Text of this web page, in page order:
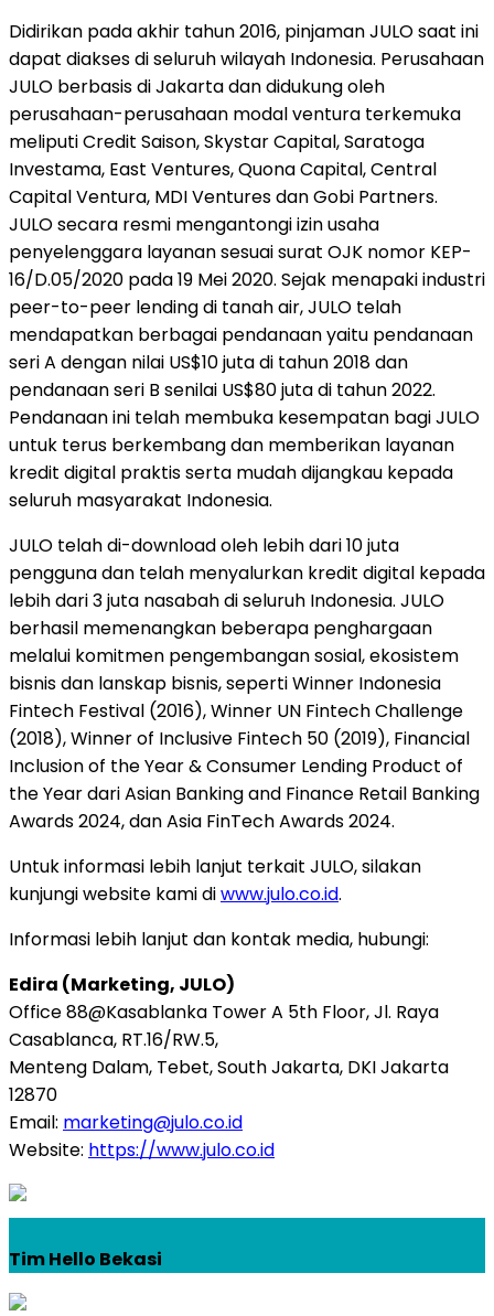
Didirikan pada akhir tahun 2016, pinjaman JULO saat ini
dapat diakses di seluruh wilayah Indonesia. Perusahaan
JULO berbasis di Jakarta dan didukung oleh
perusahaan-perusahaan modal ventura terkemuka
meliputi Credit Saison, Skystar Capital, Saratoga
Investama, East Ventures, Quona Capital, Central
Capital Ventura, MDI Ventures dan Gobi Partners.
JULO secara resmi mengantongi izin usaha
penyelenggara layanan sesuai surat OJK nomor KEP-
16/D.05/2020 pada 19 Mei 2020. Sejak menapaki industri
peer-to-peer lending di tanah air, JULO telah
mendapatkan berbagai pendanaan yaitu pendanaan
seri A dengan nilai US$10 juta di tahun 2018 dan
pendanaan seri B senilai US$80 juta di tahun 2022.
Pendanaan ini telah membuka kesempatan bagi JULO
untuk terus berkembang dan memberikan layanan
kredit digital praktis serta mudah dijangkau kepada
seluruh masyarakat Indonesia.
JULO telah di-download oleh lebih dari 10 juta
pengguna dan telah menyalurkan kredit digital kepada
lebih dari 3 juta nasabah di seluruh Indonesia. JULO
berhasil memenangkan beberapa penghargaan
melalui komitmen pengembangan sosial, ekosistem
bisnis dan lanskap bisnis, seperti Winner Indonesia
Fintech Festival (2016), Winner UN Fintech Challenge
(2018), Winner of Inclusive Fintech 50 (2019), Financial
Inclusion of the Year & Consumer Lending Product of
the Year dari Asian Banking and Finance Retail Banking
Awards 2024, dan Asia FinTech Awards 2024.
Untuk informasi lebih lanjut terkait JULO, silakan
kunjungi website kami diwww.julo.co.id.
Informasi lebih lanjut dan kontak media, hubungi:
Edira (Marketing, JULO)
Office 88@Kasablanka Tower A 5th Floor, Jl. Raya
Casablanca, RT.16/RW.5,
Menteng Dalam, Tebet, South Jakarta, DKI Jakarta
12870
Email: marketing@julo.co.id
Website: https://www.julo.co.id
Tim Hello Bekasi